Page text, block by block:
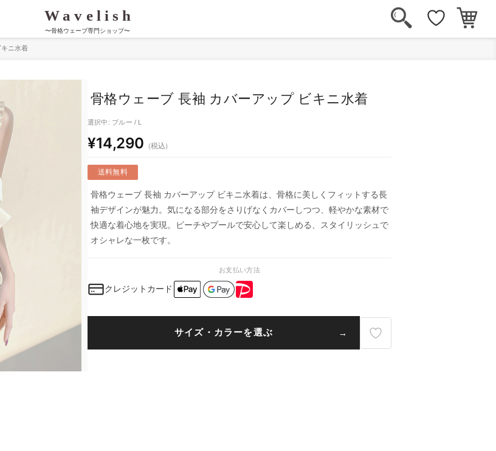
〜骨格ウェーブ専門ショップ〜
ニ水着
骨格ウェーブ 長袖 カバーアップ ビキニ水着
選択中: ブルー / L
¥14,290 （税込）
送料無料
骨格ウェーブ 長袖 カバーアップ ビキニ水着は、骨格に美しくフィットする長
袖デザインが魅力。気になる部分をさりげなくカバーしつつ、軽やかな素材で
快適な着心地を実現。ビーチやプールで安心して楽しめる、スタイリッシュで
オシャレな一枚です。
お支払い方法
クレジットカード
サイズ・カラーを選ぶ